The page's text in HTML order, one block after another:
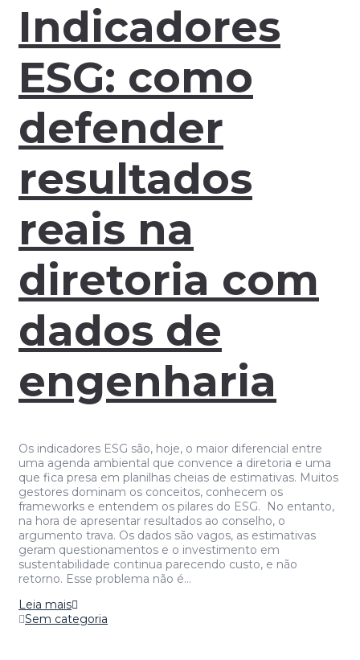
Indicadores
ESG: como
defender
resultados
reais na
diretoria com
dados de
engenharia
Os indicadores ESG são, hoje, o maior diferencial entre
uma agenda ambiental que convence a diretoria e uma
que fica presa em planilhas cheias de estimativas. Muitos
gestores dominam os conceitos, conhecem os
frameworks e entendem os pilares do ESG. No entanto,
na hora de apresentar resultados ao conselho, o
argumento trava. Os dados são vagos, as estimativas
geram questionamentos e o investimento em
sustentabilidade continua parecendo custo, e não
retorno. Esse problema não é…
Leia mais
Sem categoria